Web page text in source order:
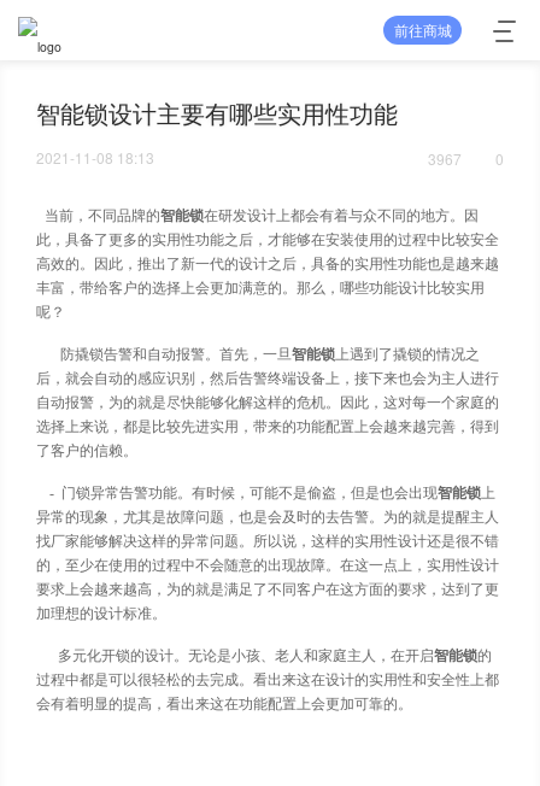
前往商城
智能锁设计主要有哪些实用性功能
2021-11-08 18:13 3967 0
当前，不同品牌的智能锁在研发设计上都会有着与众不同的地方。因
此，具备了更多的实用性功能之后，才能够在安装使用的过程中比较安全
高效的。因此，推出了新一代的设计之后，具备的实用性功能也是越来越
丰富，带给客户的选择上会更加满意的。那么，哪些功能设计比较实用
呢？
防撬锁告警和自动报警。首先，一旦智能锁上遇到了撬锁的情况之
后，就会自动的感应识别，然后告警终端设备上，接下来也会为主人进行
自动报警，为的就是尽快能够化解这样的危机。因此，这对每一个家庭的
选择上来说，都是比较先进实用，带来的功能配置上会越来越完善，得到
了客户的信赖。
- 门锁异常告警功能。有时候，可能不是偷盗，但是也会出现智能锁上
异常的现象，尤其是故障问题，也是会及时的去告警。为的就是提醒主人
找厂家能够解决这样的异常问题。所以说，这样的实用性设计还是很不错
的，至少在使用的过程中不会随意的出现故障。在这一点上，实用性设计
要求上会越来越高，为的就是满足了不同客户在这方面的要求，达到了更
加理想的设计标准。
多元化开锁的设计。无论是小孩、老人和家庭主人，在开启智能锁的
过程中都是可以很轻松的去完成。看出来这在设计的实用性和安全性上都
会有着明显的提高，看出来这在功能配置上会更加可靠的。